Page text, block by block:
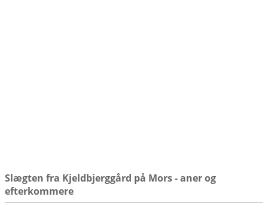
Slægten fra Kjeldbjerggård på Mors - aner og
efterkommere